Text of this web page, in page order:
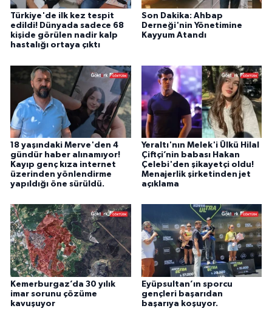
Türkiye'de ilk kez tespit
edildi! Dünyada sadece 68
kişide görülen nadir kalp
hastalığı ortaya çıktı
Son Dakika: Ahbap
Derneği'nin Yönetimine
Kayyum Atandı
18 yaşındaki Merve'den 4
gündür haber alınamıyor!
Kayıp genç kıza internet
üzerinden yönlendirme
yapıldığı öne sürüldü.
Yeraltı'nın Melek'i Ülkü Hilal
Çiftçi’nin babası Hakan
Çelebi'den şikayetçi oldu!
Menajerlik şirketinden jet
açıklama
Kemerburgaz’da 30 yılık
imar sorunu çözüme
kavuşuyor
Eyüpsultan’ın sporcu
gençleri başarıdan
başarıya koşuyor.